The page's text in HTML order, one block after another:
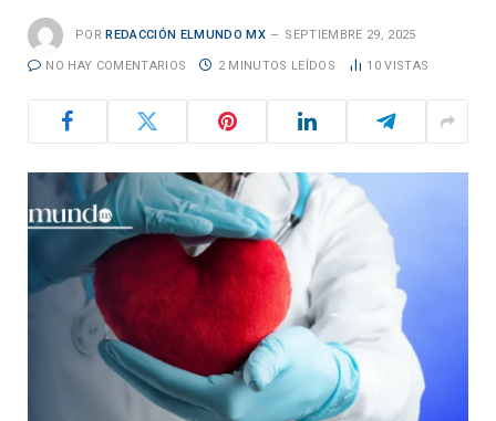
POR REDACCIÓN ELMUNDO MX SEPTIEMBRE 29, 2025
NO HAY COMENTARIOS 2 MINUTOS LEÍDOS 10VISTAS